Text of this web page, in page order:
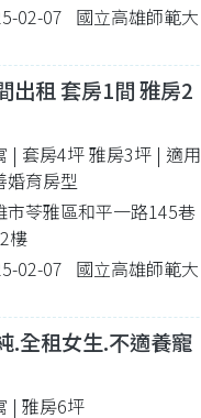
02-07 國立高雄師範大
出租 套房1間 雅房2
| 套房4坪 雅房3坪 | 適用
婚育房型
市苓雅區和平一路145巷
樓
02-07 國立高雄師範大
.全租女生.不適養寵
| 雅房6坪